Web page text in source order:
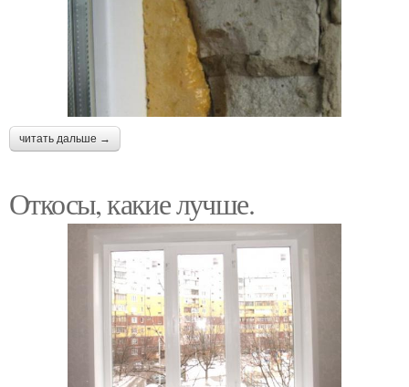
читать дальше →
Откосы, какие лучше.